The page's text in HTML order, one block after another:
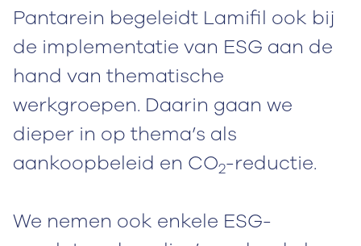
Pantarein begeleidt Lamifil ook bij
de implementatie van ESG aan de
hand van thematische
werkgroepen. Daarin gaan we
dieper in op thema’s als
aankoopbeleid en CO2-reductie.
We nemen ook enkele ESG-